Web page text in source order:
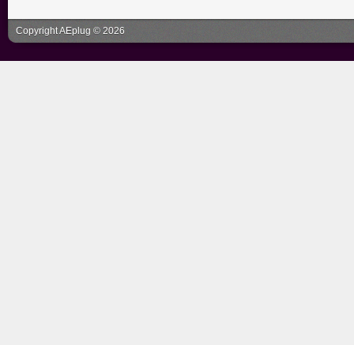
Copyright AEplug © 2026